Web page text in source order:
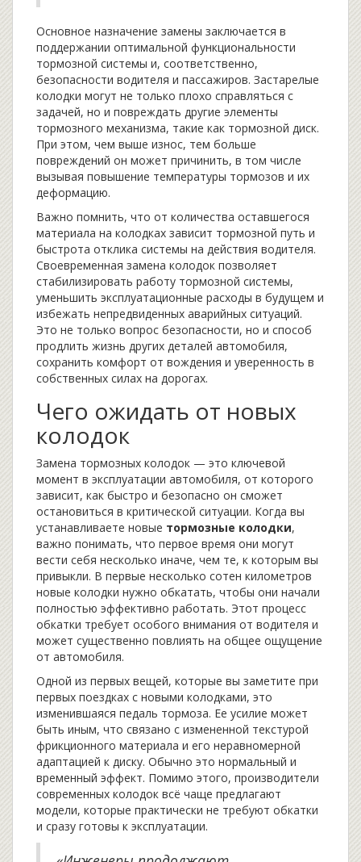
Основное назначение замены заключается в
поддержании оптимальной функциональности
тормозной системы и, соответственно,
безопасности водителя и пассажиров. Застарелые
колодки могут не только плохо справляться с
задачей, но и повреждать другие элементы
тормозного механизма, такие как тормозной диск.
При этом, чем выше износ, тем больше
повреждений он может причинить, в том числе
вызывая повышение температуры тормозов и их
деформацию.
Важно помнить, что от количества оставшегося
материала на колодках зависит тормозной путь и
быстрота отклика системы на действия водителя.
Своевременная замена колодок позволяет
стабилизировать работу тормозной системы,
уменьшить эксплуатационные расходы в будущем и
избежать непредвиденных аварийных ситуаций.
Это не только вопрос безопасности, но и способ
продлить жизнь других деталей автомобиля,
сохранить комфорт от вождения и уверенность в
собственных силах на дорогах.
Чего ожидать от новых
колодок
Замена тормозных колодок — это ключевой
момент в эксплуатации автомобиля, от которого
зависит, как быстро и безопасно он сможет
остановиться в критической ситуации. Когда вы
устанавливаете новые тормозные колодки,
важно понимать, что первое время они могут
вести себя несколько иначе, чем те, к которым вы
привыкли. В первые несколько сотен километров
новые колодки нужно обкатать, чтобы они начали
полностью эффективно работать. Этот процесс
обкатки требует особого внимания от водителя и
может существенно повлиять на общее ощущение
от автомобиля.
Одной из первых вещей, которые вы заметите при
первых поездках с новыми колодками, это
изменившаяся педаль тормоза. Ее усилие может
быть иным, что связано с измененной текстурой
фрикционного материала и его неравномерной
адаптацией к диску. Обычно это нормальный и
временный эффект. Помимо этого, производители
современных колодок всё чаще предлагают
модели, которые практически не требуют обкатки
и сразу готовы к эксплуатации.